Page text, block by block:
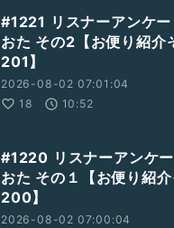
#1221 リスナーアンケ
おた その2【お便り紹介
201】
2026-08-02 07:01:04
18
10:52
#1220 リスナーアンケ
おた その１【お便り紹
200】
2026-08-02 07:00:04